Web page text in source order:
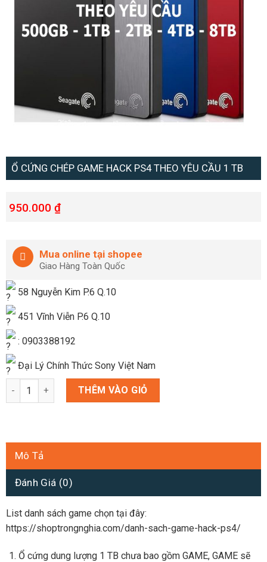
Ổ CỨNG CHÉP GAME HACK PS4 THEO YÊU CẦU 1 TB
950.000 ₫
Mua online tại shopee
Giao Hàng Toàn Quốc
58 Nguyễn Kim P.6 Q.10
451 Vĩnh Viễn P.6 Q.10
: 0903388192
Đại Lý Chính Thức Sony Việt Nam
Ổ CỨNG CHÉP GAME HACK PS4 THEO YÊU CẦU 1 TB số lượng
THÊM VÀO GIỎ
Mô Tả
Đánh Giá (0)
List danh sách game chọn tại đây:
https://shoptrongnghia.com/danh-sach-game-hack-ps4/
Ổ cứng dung lượng 1 TB chưa bao gồm GAME, GAME sẽ